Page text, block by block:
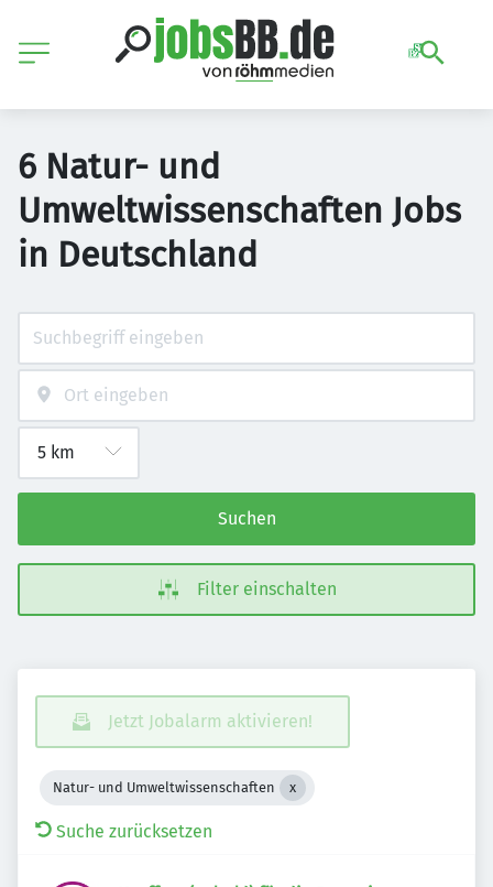
6 Natur- und
Umweltwissenschaften Jobs
in Deutschland
Suchen
Filter einschalten
Jetzt Jobalarm aktivieren!
Natur- und Umweltwissenschaften
Suche zurücksetzen